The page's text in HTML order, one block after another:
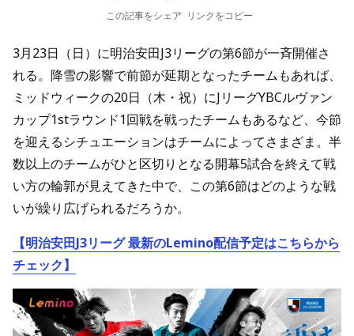
この記事をシェア リンクをコピー
3月23日（日）に明治安田J3リーグの第6節が一斉開催さ
れる。降雪の影響で前節が延期となったチームもあれば、
ミッドウィークの20日（木・祝）にJリーグYBCルヴァン
カップ1stラウンド1回戦を戦ったチームもあるなど、今節
を迎えるシチュエーションはチームによってさまざま。半
数以上のチームがひと区切りとなる開幕5試合を終えて戦
い方の輪郭が見えてきた中で、この第6節はどのような戦
いが繰り広げられるだろうか。
【明治安田J3リーグ 最新のLemino配信予定はこちらから
チェック】